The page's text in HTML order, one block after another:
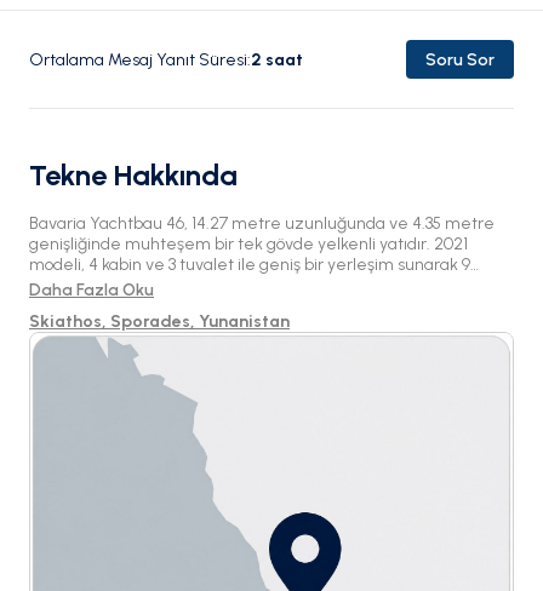
Ortalama Mesaj Yanıt Süresi:2 saat Soru Sor
Tekne Hakkında
Bavaria Yachtbau 46, 14.27 metre uzunluğunda ve 4.35 metre
genişliğinde muhteşem bir tek gövde yelkenli yatıdır. 2021
modeli, 4 kabin ve 3 tuvalet ile geniş bir yerleşim sunarak 9
misafiri rahatça ağırlayabilmektedir. Hem mürettebatlı hem de
güzel sularında ideal bir konumda bulunmaktadır.
Daha Fazla Oku
Skiathos, Sporades, Yunanistan